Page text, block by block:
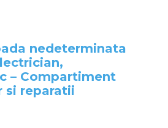
nedeterminata
– Compartiment
si reparatii